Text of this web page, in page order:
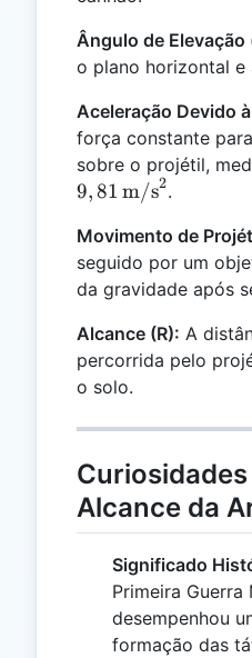
Ângulo de Elevação
o plano horizontal e
Aceleração Devido
força constante
sobre o projétil,
9,81 m/s2.
Movimento de
seguido por um
da gravidade após
Alcance (R): A
percorrida pelo
o solo.
Alcance da
Significado
Primeira
desempenhou
formação das